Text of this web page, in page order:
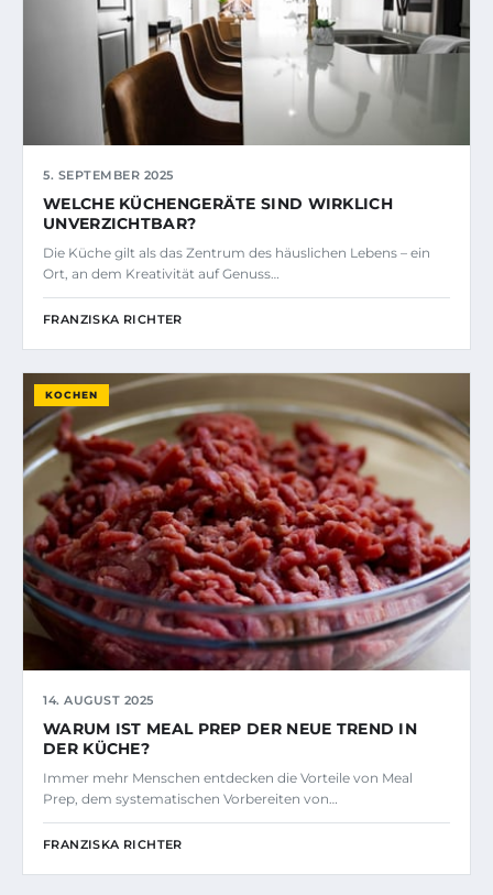
5. SEPTEMBER 2025
WELCHE KÜCHENGERÄTE SIND WIRKLICH
UNVERZICHTBAR?
Die Küche gilt als das Zentrum des häuslichen Lebens – ein
Ort, an dem Kreativität auf Genuss…
FRANZISKA RICHTER
KOCHEN
14. AUGUST 2025
WARUM IST MEAL PREP DER NEUE TREND IN
DER KÜCHE?
Immer mehr Menschen entdecken die Vorteile von Meal
Prep, dem systematischen Vorbereiten von…
FRANZISKA RICHTER